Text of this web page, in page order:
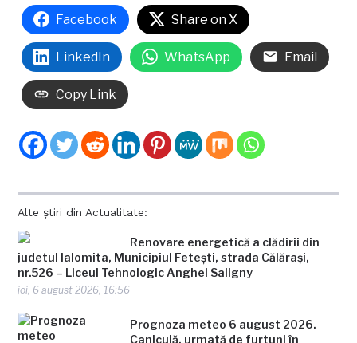
Alte știri din Actualitate:
Renovare energetică a clădirii din
judetul Ialomita, Municipiul Fetești, strada Călărași,
nr.526 – Liceul Tehnologic Anghel Saligny
joi, 6 august 2026, 16:56
Prognoza meteo 6 august 2026.
Caniculă, urmată de furtuni în
Facebook Share on X
LinkedIn WhatsApp Email
Copy Link